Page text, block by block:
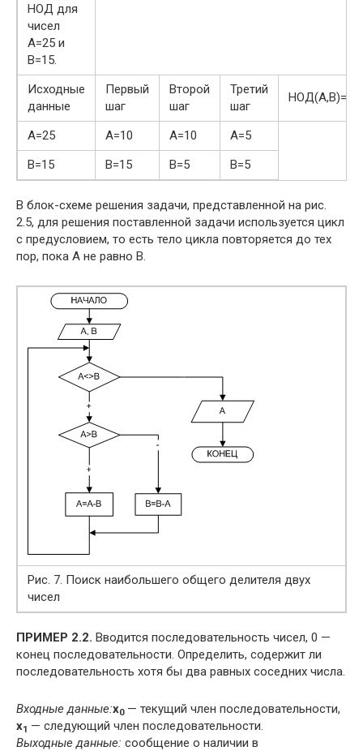
НОД для
чисел
А=25 и
В=15.
Исходные
данные
Первый
шаг
Второй
шаг
Третий
шаг
НОД(А,В)=5
А=25 А=10 А=10
А=5
В=15
В=15 В=5 В=5
В блок-схеме решения задачи, представленной на рис.
2.5, для решения поставленной задачи используется цикл
с предусловием, то есть тело цикла повторяется до тех
пор, пока А не равно В.
Рис. 7. Поиск наибольшего общего делителя двух
чисел
ПРИМЕР 2.2. Вводится последовательность чисел, 0 —
конец последовательности. Определить, содержит ли
последовательность хотя бы два равных соседних числа.
Входные данные:x0— текущий член последовательности,
x1 — следующий член последовательности.
Выходные данные: сообщение о наличии в